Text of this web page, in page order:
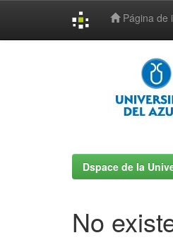
Página de
Dspace de la
No